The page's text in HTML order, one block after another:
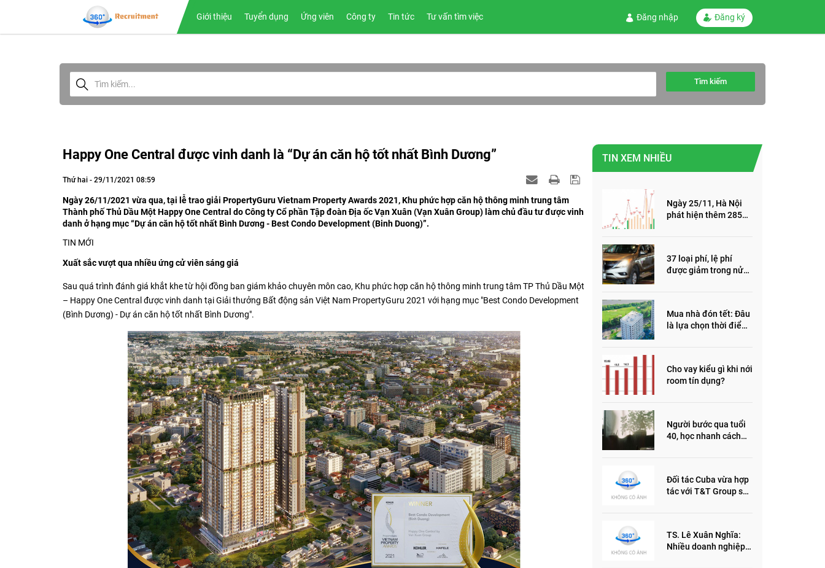
Giới thiệu Tuyển dụng Ứng viên Công ty Tin tức Tư vấn tìm việc Đăng nhập Đăng ký
Tìm kiếm
Happy One Central được vinh danh là “Dự án căn hộ tốt nhất Bình Dương”
Thứ hai - 29/11/2021 08:59
Ngày 26/11/2021 vừa qua, tại lễ trao giải PropertyGuru Vietnam Property Awards 2021, Khu phức hợp căn hộ thông minh trung tâm
Thành phố Thủ Dầu Một Happy One Central do Công ty Cổ phần Tập đoàn Địa ốc Vạn Xuân (Vạn Xuân Group) làm chủ đầu tư được vinh
danh ở hạng mục “Dự án căn hộ tốt nhất Bình Dương - Best Condo Development (Binh Duong)”.
TIN MỚI
Xuất sắc vượt qua nhiều ứng cử viên sáng giá
Sau quá trình đánh giá khắt khe từ hội đồng ban giám khảo chuyên môn cao, Khu phức hợp căn hộ thông minh trung tâm TP Thủ Dầu Một
– Happy One Central được vinh danh tại Giải thưởng Bất động sản Việt Nam PropertyGuru 2021 với hạng mục "Best Condo Development
(Bình Dương) - Dự án căn hộ tốt nhất Bình Dương".
TIN XEM NHIỀU
Ngày 25/11, Hà Nội
phát hiện thêm 285
37 loại phí, lệ phí
được giảm trong nửa
Mua nhà đón tết: Đâu
là lựa chọn thời điểm
Cho vay kiểu gì khi nới
room tín dụng?
Người bước qua tuổi
40, học nhanh cách
Đối tác Cuba vừa hợp
tác với T&T Group sản
TS. Lê Xuân Nghĩa:
Nhiều doanh nghiệp